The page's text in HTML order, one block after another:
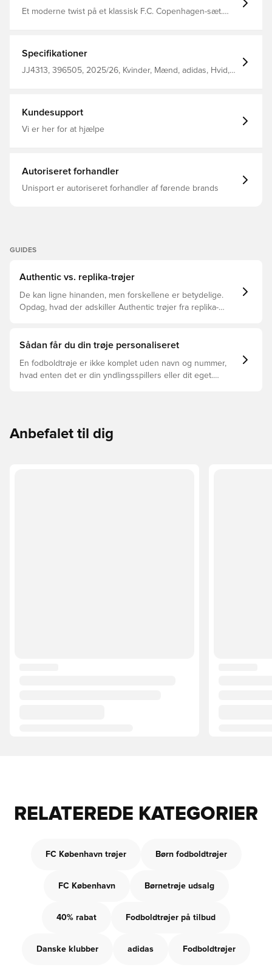
Et moderne twist på et klassisk F.C. Copenhagen-sæt.
tidløs stil med moderne design. Innovativ AEROREADY-
teknologi transporterer fugt væk fra din krop og
efterlader dig komfortabel, tør og kølig Samme design,
Specifikationer
JJ4313, 396505, 2025/26, Kvinder, Mænd, adidas, Hvid,
Kundesupport
Vi er her for at hjælpe
Autoriseret forhandler
Unisport er autoriseret forhandler af førende brands
GUIDES
Authentic vs. replika-trøjer
De kan ligne hinanden, men forskellene er betydelige.
Opdag, hvad der adskiller Authentic trøjer fra replika-
Sådan får du din trøje personaliseret
En fodboldtrøje er ikke komplet uden navn og nummer,
hvad enten det er din yndlingsspillers eller dit eget.
Anbefalet til dig
RELATEREDE KATEGORIER
FC København trøjer Børn fodboldtrøjer
FC København Børnetrøje udsalg
40% rabat Fodboldtrøjer på tilbud
Danske klubber adidas Fodboldtrøjer